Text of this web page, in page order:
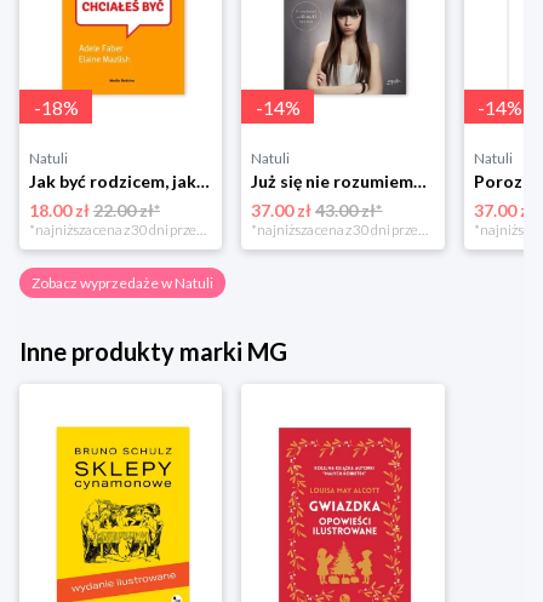
-18%
Natuli
Jak być rodzicem, jakim zawsze chciałeś być Media rodzina
18.00 zł22.00 zł*
*najniższa cena z 30 dni przed obniżką
-14%
Natuli
Już się nie rozumiemy! Jak przeżyć czas trzaskających drzwi Esprit
37.00 zł 43.00 zł*
*najniższa cena z 30 dni przed obniżką
-14%
Natuli
37.00 zł
Zobacz wyprzedaże w Natuli
Inne produkty marki MG